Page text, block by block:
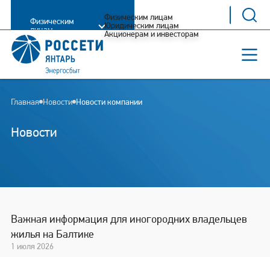
Физическим
лицам
Физическим лицам
Юридическим лицам
Акционерам и инвесторам
Главная Новости Новости компании
Новости
Важная информация для иногородних владельцев
жилья на Балтике
1 июля 2026